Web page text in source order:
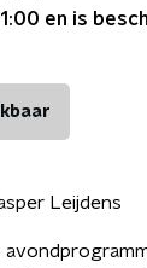
en is
Leijdens